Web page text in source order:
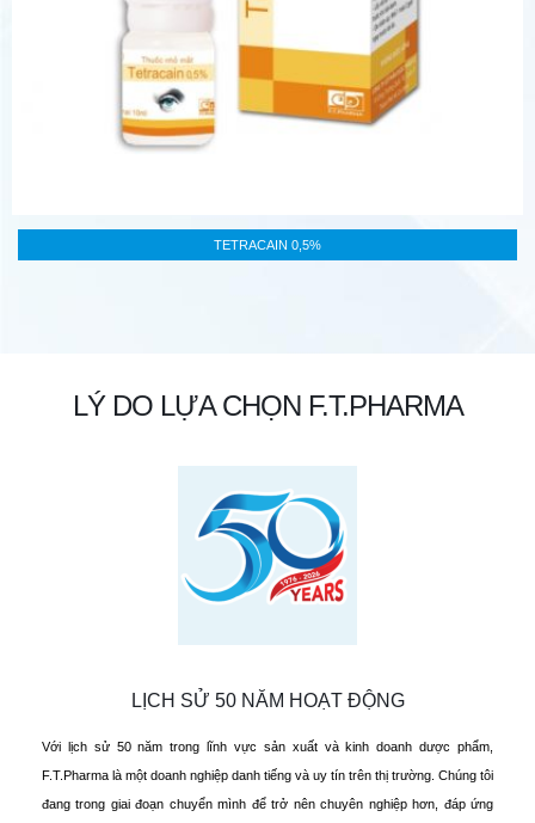
TETRACAIN 0,5%
LÝ DO LỰA CHỌN F.T.PHARMA
LỊCH SỬ 50 NĂM HOẠT ĐỘNG
Với lịch sử 50 năm trong lĩnh vực sản xuất và kinh doanh dược phẩm,
F.T.Pharma là một doanh nghiệp danh tiếng và uy tín trên thị trường. Chúng tôi
đang trong giai đoạn chuyển mình để trở nên chuyên nghiệp hơn, đáp ứng